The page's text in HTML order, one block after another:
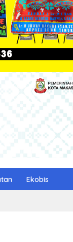
Ekobis